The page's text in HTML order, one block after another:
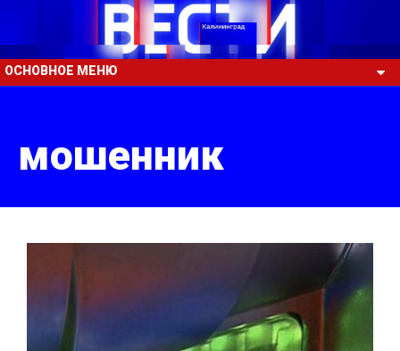
ОСНОВНОЕ МЕНЮ
мошенник